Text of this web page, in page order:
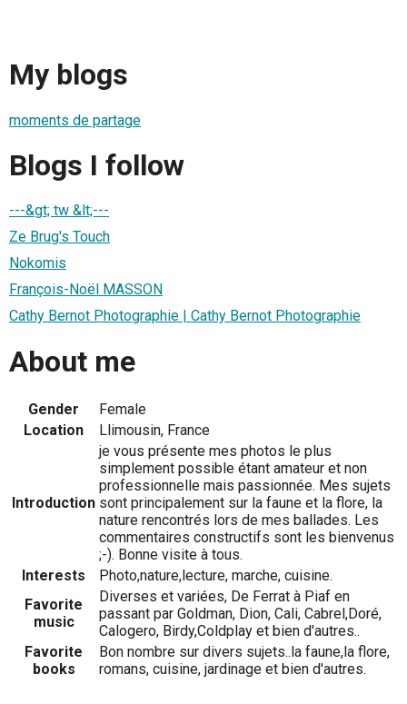
My blogs
moments de partage
Blogs I follow
---&gt; tw &lt;---
Ze Brug's Touch
Nokomis
François-Noël MASSON
Cathy Bernot Photographie | Cathy Bernot Photographie
About me
Gender
Female
Location
Llimousin, France
Introduction
je vous présente mes photos le plus
simplement possible étant amateur et non
professionnelle mais passionnée. Mes sujets
sont principalement sur la faune et la flore, la
nature rencontrés lors de mes ballades. Les
commentaires constructifs sont les bienvenus
;-). Bonne visite à tous.
Interests
Photo,nature,lecture, marche, cuisine.
Favorite
music
Diverses et variées, De Ferrat à Piaf en
passant par Goldman, Dion, Cali, Cabrel,Doré,
Calogero, Birdy,Coldplay et bien d'autres..
Favorite
books
Bon nombre sur divers sujets..la faune,la flore,
romans, cuisine, jardinage et bien d'autres.